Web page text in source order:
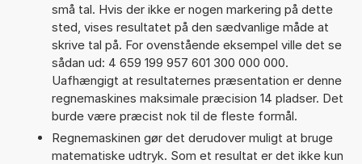
små tal. Hvis der ikke er nogen markering på dette
sted, vises resultatet på den sædvanlige måde at
skrive tal på. For ovenstående eksempel ville det se
sådan ud: 4 659 199 957 601 300 000 000.
Uafhængigt at resultaternes præsentation er denne
regnemaskines maksimale præcision 14 pladser. Det
burde være præcist nok til de fleste formål.
Regnemaskinen gør det derudover muligt at bruge
matematiske udtryk. Som et resultat er det ikke kun